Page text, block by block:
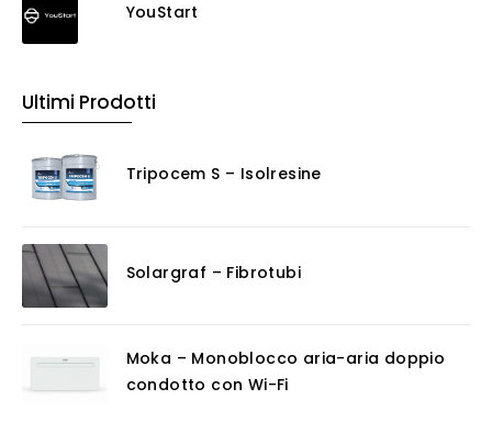
YouStart
Ultimi Prodotti
Tripocem S – Isolresine
Solargraf – Fibrotubi
Moka – Monoblocco aria-aria doppio
condotto con Wi-Fi